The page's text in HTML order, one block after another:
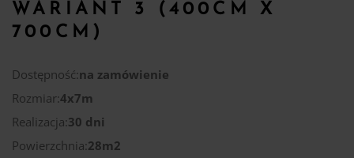
WARIANT 3 (400CM X
700CM)
Dostępność:na zamówienie
Rozmiar:4x7m
Realizacja:30 dni
Powierzchnia:28m2